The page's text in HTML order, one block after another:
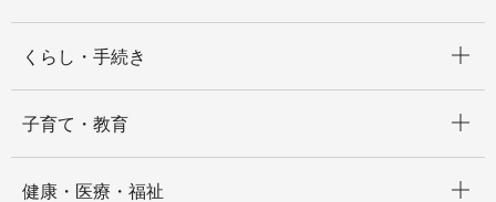
くらし・手続き
子育て・教育
健康・医療・福祉